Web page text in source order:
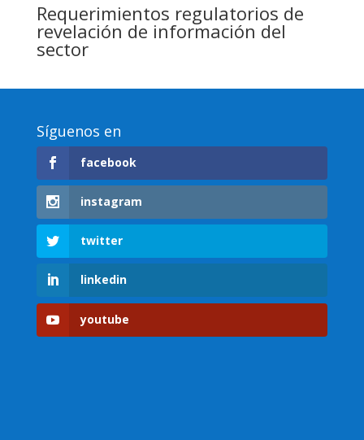
Requerimientos regulatorios de
revelación de información del
sector
Síguenos en
facebook
instagram
twitter
linkedin
youtube